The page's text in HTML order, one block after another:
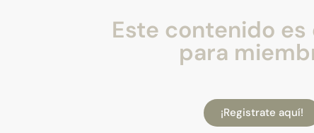
Este contenido es
para
¡Registrate aquí!